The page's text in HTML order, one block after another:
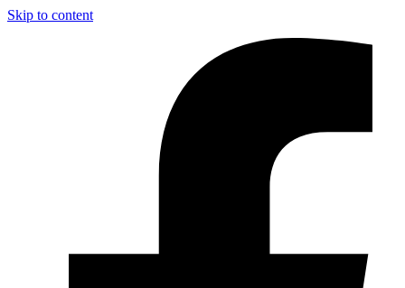
Skip to content